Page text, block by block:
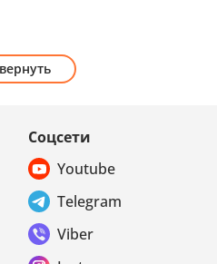
Соцсети
Youtube
Telegram
Viber